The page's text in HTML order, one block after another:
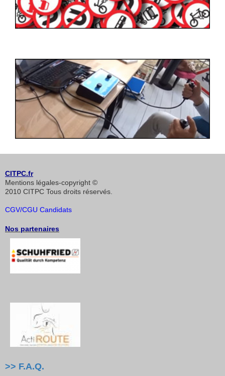
CITPC.fr
Mentions légales-copyright ©
2010 CITPC Tous droits réservés.
CGV/CGU Candidats
Nos partenaires
>> F.A.Q.